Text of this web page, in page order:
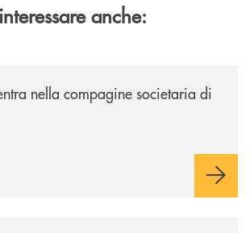
anche:
nella compagine societaria di